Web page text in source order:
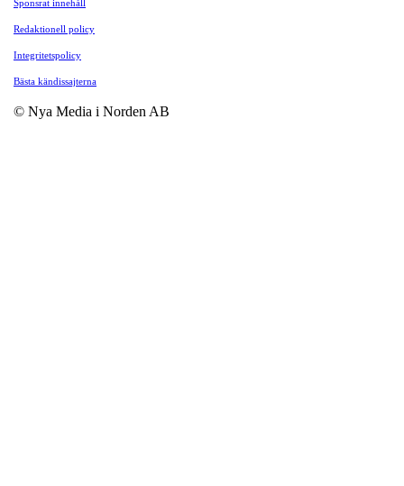
Sponsrat innehåll
Redaktionell policy
Integritetspolicy
Bästa kändissajterna
© Nya Media i Norden AB